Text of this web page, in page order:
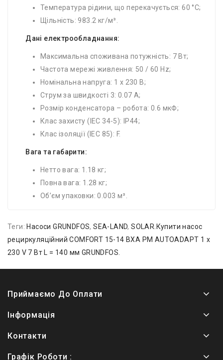
Температура рідини, що перекачується: 60 °C;
Щільність: 983.2 кг/м³.
Дані електрообладнання:
Максимальна споживана потужність: 7 Вт;
Частота мережі живлення: 50 / 60 Hz;
Номінальна напруга: 1 x 230 В;
Струм за швидкості 3: 0.07 A;
Розмір конденсатора – робота: 0.6 мкФ;
Клас захисту (IEC 34-5): IP44;
Клас ізоляції (IEC 85): F.
Вага та габарити:
Нетто вага: 1.18 кг;
Повна вага: 1.28 кг;
Об’єм упаковки: 0.003 м³.
Теги: Насоси GRUNDFOS,SEA-LAND,SOLAR.Купити насос
рециркуляційний COMFORT 15-14 BXA PM AUTOADAPT 1 х
230 V 7 Вт L = 140 мм GRUNDFOS.
Приймаємо До Оплати
Інформація
Контакти
Графік Роботи :